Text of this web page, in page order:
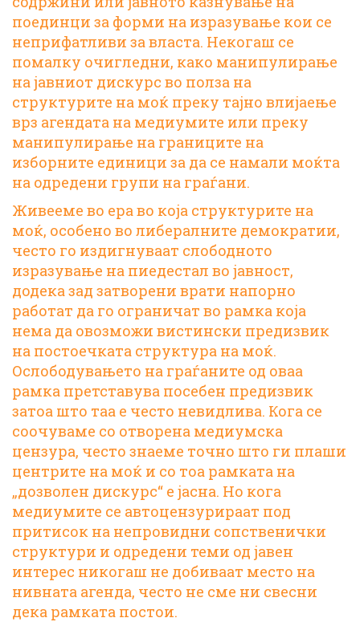
поединци за форми на изразување кои се
неприфатливи за власта. Некогаш се
помалку очигледни, како манипулирање
на јавниот дискурс во полза на
структурите на моќ преку тајно влијаење
врз агендата на медиумите или преку
манипулирање на границите на
изборните единици за да се намали моќта
на одредени групи на граѓани.
Живееме во ера во која структурите на
моќ, особено во либералните демократии,
често го издигнуваат слободното
изразување на пиедестал во јавност,
додека зад затворени врати напорно
работат да го ограничат во рамка која
нема да овозможи вистински предизвик
на постоечката структура на моќ.
Ослободувањето на граѓаните од оваа
рамка претставува посебен предизвик
затоа што таа е често невидлива. Кога се
соочуваме со отворена медиумска
цензура, често знаеме точно што ги плаши
центрите на моќ и со тоа рамката на
„дозволен дискурс“ е јасна. Но кога
медиумите се автоцензурираат под
притисок на непровидни сопственички
структури и одредени теми од јавен
интерес никогаш не добиваат место на
нивната агенда, често не сме ни свесни
дека рамката постои.